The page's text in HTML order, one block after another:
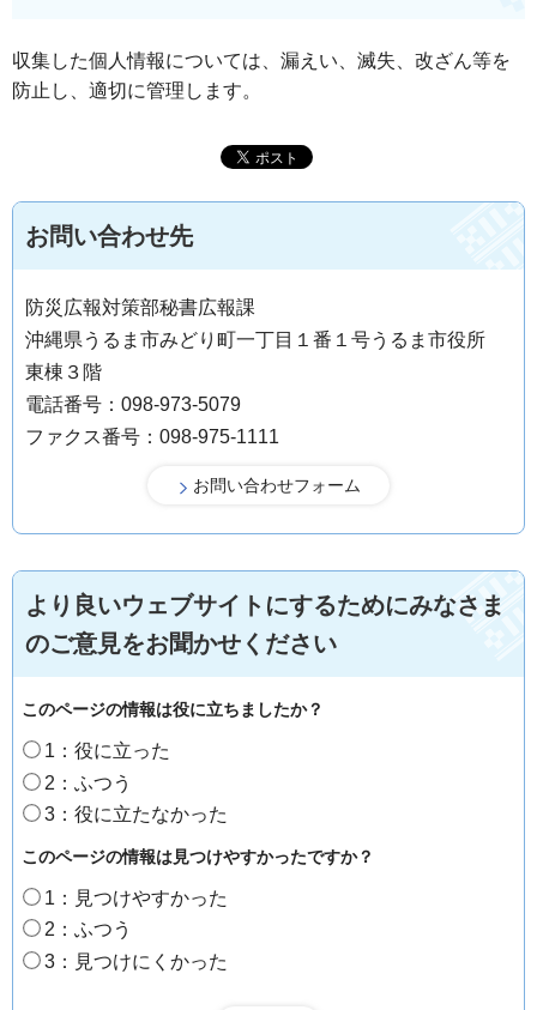
収集した個人情報については、漏えい、滅失、改ざん等を
防止し、適切に管理します。
お問い合わせ先
防災広報対策部秘書広報課
沖縄県うるま市みどり町一丁目１番１号うるま市役所
東棟３階
電話番号：098-973-5079
ファクス番号：098-975-1111
より良いウェブサイトにするためにみなさま
のご意見をお聞かせください
このページの情報は役に立ちましたか？
1：役に立った
2：ふつう
3：役に立たなかった
このページの情報は見つけやすかったですか？
1：見つけやすかった
2：ふつう
3：見つけにくかった